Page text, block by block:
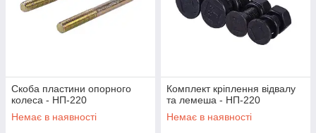
Скоба пластини опорного
колеса - НП-220
Немає в наявності
Комплект кріплення відвалу
та лемеша - НП-220
Немає в наявності